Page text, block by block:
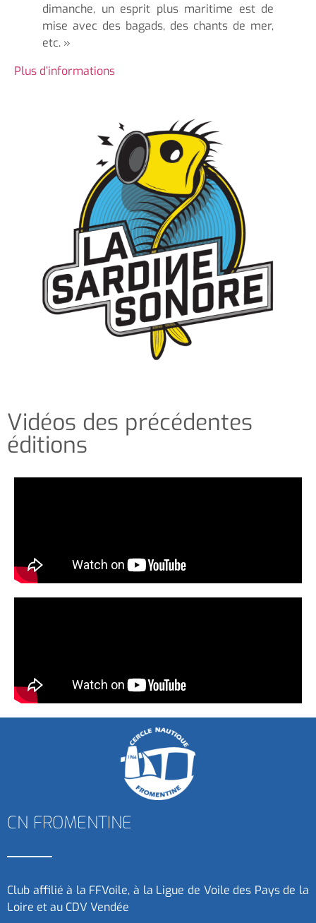
dimanche, un esprit plus maritime est de
mise avec des bagads, des chants de mer,
etc. »
Plus d’informations
Vidéos des précédentes
éditions
CN FROMENTINE
Club affilié à la FFVoile, à la Ligue de Voile des Pays de la
Loire et au CDV Vendée